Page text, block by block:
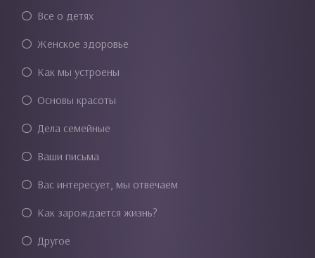
Все о детях
Женское здоровье
Как мы устроены
Основы красоты
Дела семейные
Ваши письма
Вас интересует, мы отвечаем
Как зарождается жизнь?
Другое